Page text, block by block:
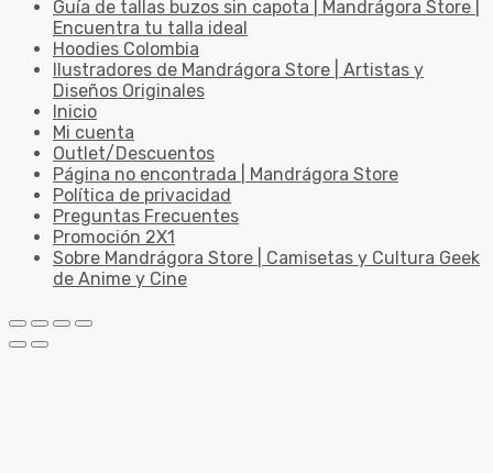
Guía de tallas buzos sin capota | Mandrágora Store |
Encuentra tu talla ideal
Hoodies Colombia
Ilustradores de Mandrágora Store | Artistas y
Diseños Originales
Inicio
Mi cuenta
Outlet/Descuentos
Página no encontrada | Mandrágora Store
Política de privacidad
Preguntas Frecuentes
Promoción 2X1
Sobre Mandrágora Store | Camisetas y Cultura Geek
de Anime y Cine